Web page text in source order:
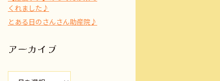
くれました♪
とある日のさんさん助産院♪
アーカイブ